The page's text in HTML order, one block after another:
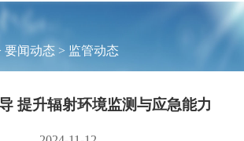
要闻动态 > 监管动态
提升辐射环境监测与应急能力